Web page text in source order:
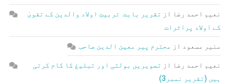
نعیم احمد رضا از تقریر بابت تربیتِ اولاد والدین کے تقویٰ
کے اولاد پراثرات
منیر مسعود از محترم پیر معین الدین صاحب
نعیم احمد رضا از تصویریں بولتی اور تبلیغ کا کام کرتی
ہیں (تقریر نمبر3)